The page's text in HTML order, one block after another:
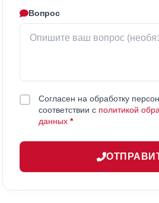
Вопрос
Согласен на обработку
соответствии с политикой
данных *